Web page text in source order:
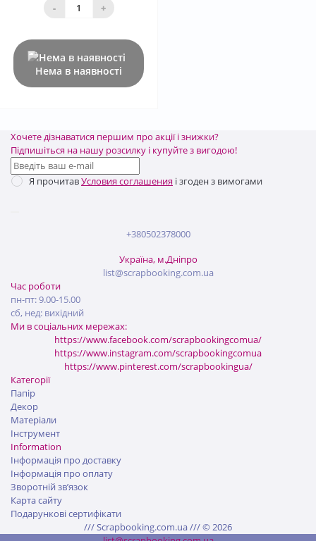
- +
Нема в наявності
Хочете дізнаватися першим про акції і знижки?
Підпишіться на нашу розсилку і купуйте з вигодою!
Я прочитавУсловия соглашения і згоден з вимогами
+380502378000
Україна, м.Дніпро
list@scrapbooking.com.ua
Категорії
Папір
Декор
Матеріали
Інструмент
Information
Інформація про доставку
Інформація про оплату
Зворотній зв’язок
Карта сайту
Подарункові сертифікати
Час роботи
пн-пт: 9.00-15.00
сб, нед: вихідний
Ми в соціальних мережах:
https://www.facebook.com/scrapbookingcomua/
https://www.instagram.com/scrapbookingcomua
https://www.pinterest.com/scrapbookingua/
/// Scrapbooking.com.ua /// © 2026